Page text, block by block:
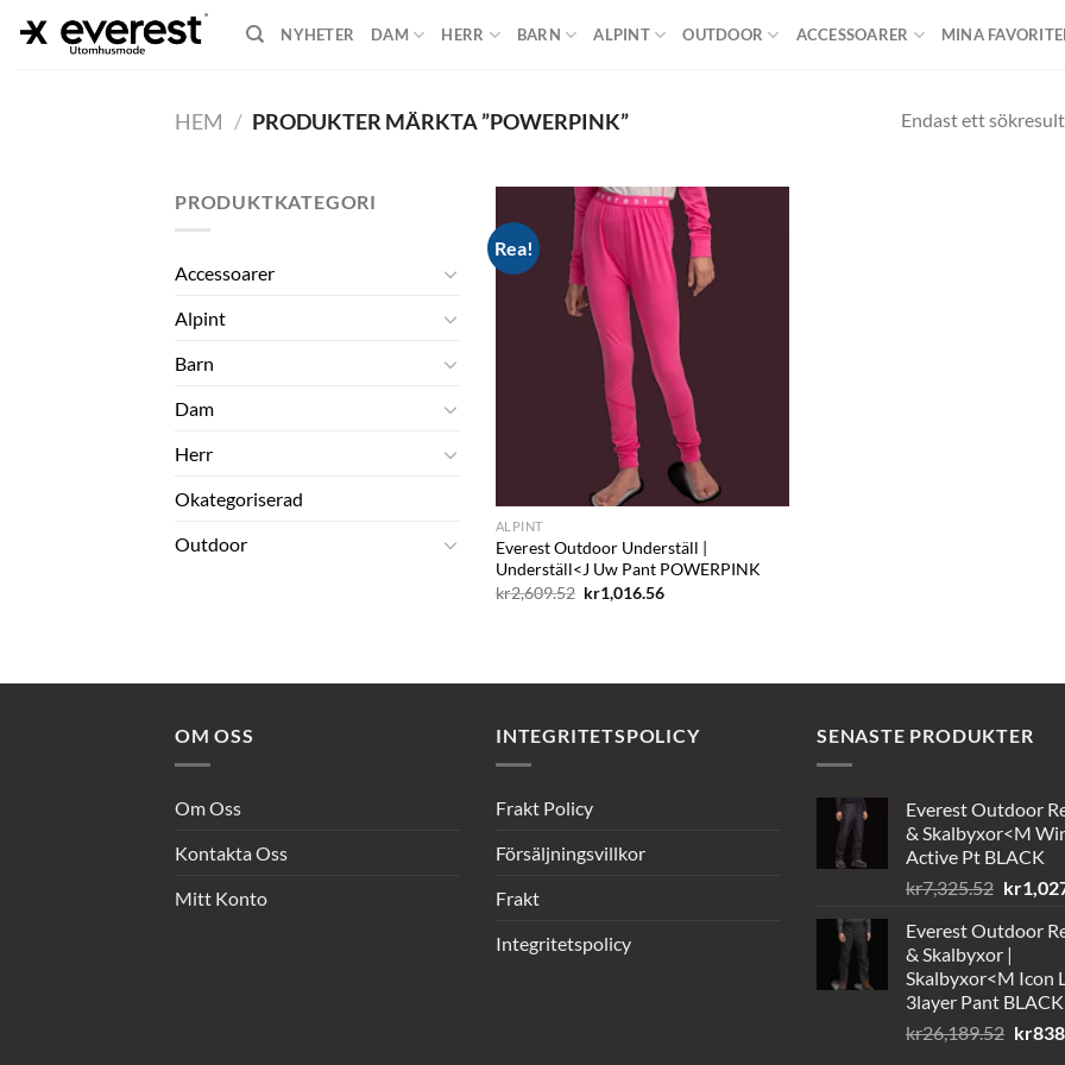
NYHETER DAM HERR BARN ALPINT OUTDOOR ACCESSOARER MINA
HEM / PRODUKTER MÄRKTA ”POWERPINK” Endast ett
PRODUKTKATEGORI
Accessoarer
Alpint
Barn
Dam
Herr
Okategoriserad
Outdoor
Rea!
ALPINT
Everest Outdoor Underställ |
Underställ<J Uw Pant POWERPINK
kr2,609.52 Det
ursprungliga
kr1,016.56Det
OM OSS
Om Oss
Kontakta Oss
Mitt Konto
INTEGRITETSPOLICY
Frakt Policy
Försäljningsvillkor
Frakt
Integritetspolicy
SENASTE PRODUKTER
Everest Outdoor
& Skalbyxor<M
Active Pt BLACK
kr7,325.52 Det
priset
var:
kr
Everest Outdoor
& Skalbyxor |
Skalbyxor<M Icon
3layer Pant BLACK
kr26,189.52 Det
kr